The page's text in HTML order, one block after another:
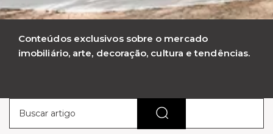
Conteúdos exclusivos sobre o mercado
imobiliário, arte, decoração, cultura e tendências.